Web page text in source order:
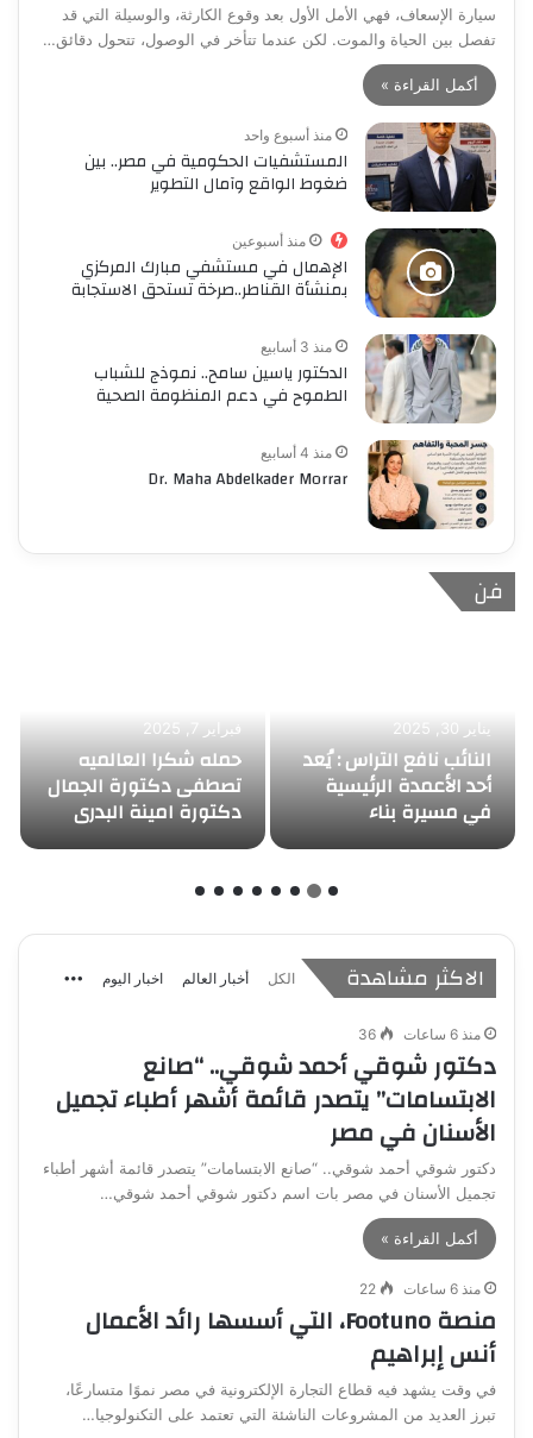
سيارة الإسعاف، فهي الأمل الأول بعد وقوع الكارثة، والوسيلة التي قد
تفصل بين الحياة والموت. لكن عندما تتأخر في الوصول، تتحول دقائق…
أكمل القراءة »
منذ أسبوع واحد
المستشفيات الحكومية في مصر.. بين
ضغوط الواقع وآمال التطوير
منذ أسبوعين
الإهمال في مستشفي مبارك المركزي
بمنشأة القناطر..صرخة تستحق الاستجابة
منذ 3 أسابيع
الدكتور ياسين سامح.. نموذج للشباب
الطموح في دعم المنظومة الصحية
منذ 4 أسابيع
Dr. Maha Abdelkader Morrar
فن
فبراير 8, 2025
الفنان طريف ناصر
فبراير 12, 2025
وزارة الدفاع تحذر من
نشر صور معدات القوات
المسلحة حفاظًا على
الأمن القومي
الاكثر مشاهدة الكل أخبار العالم اخبار اليوم
منذ 6 ساعات 36
دكتور شوقي أحمد شوقي.. “صانع
الابتسامات” يتصدر قائمة أشهر أطباء تجميل
الأسنان في مصر
دكتور شوقي أحمد شوقي.. “صانع الابتسامات” يتصدر قائمة أشهر أطباء
تجميل الأسنان في مصر بات اسم دكتور شوقي أحمد شوقي…
أكمل القراءة »
منذ 6 ساعات 22
منصة Footuno، التي أسسها رائد الأعمال
أنس إبراهيم
في وقت يشهد فيه قطاع التجارة الإلكترونية في مصر نموًا متسارعًا،
تبرز العديد من المشروعات الناشئة التي تعتمد على التكنولوجيا…